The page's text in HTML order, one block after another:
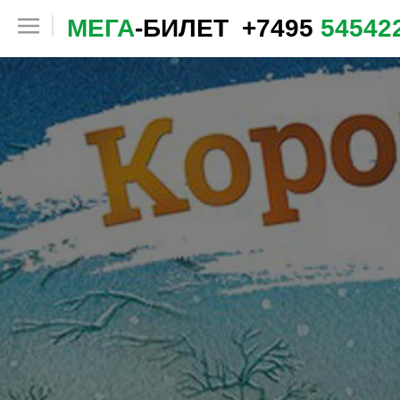
МЕГА-БИЛЕТ +7495